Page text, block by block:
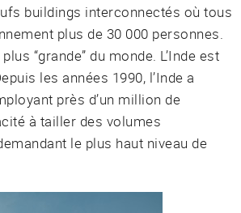
buildings interconnectés où tous
plus de 30 000 personnes.
“grande” du monde. L’Inde est
les années 1990, l’Inde a
près d’un million de
à tailler des volumes
le plus haut niveau de